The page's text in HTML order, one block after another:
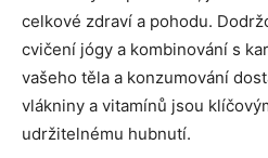
celkové zdraví a pohodu.
cvičení jógy a kombinování s
vašeho těla a konzumování
vlákniny a vitamínů jsou
udržitelnému hubnutí.